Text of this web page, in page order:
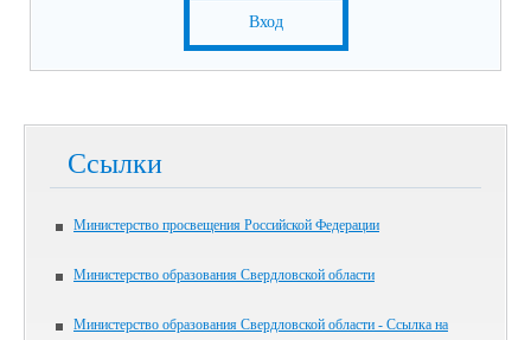
Вход
Ссылки
Министерство просвещения Российской Федерации
Министерство образования Свердловской области
Министерство образования Свердловской области - Ссылка на